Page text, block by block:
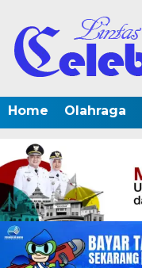
Home Olahraga